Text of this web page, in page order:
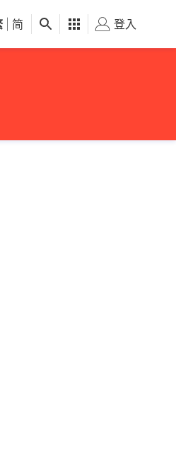
點 健康 好食玩飛
简 登入